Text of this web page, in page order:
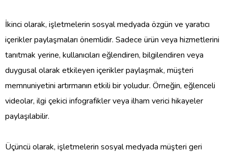
İkinci olarak, işletmelerin sosyal medyada özgün ve yaratıcı
içerikler paylaşmaları önemlidir. Sadece ürün veya hizmetlerini
tanıtmak yerine, kullanıcıları eğlendiren, bilgilendiren veya
duygusal olarak etkileyen içerikler paylaşmak, müşteri
memnuniyetini artırmanın etkili bir yoludur. Örneğin, eğlenceli
videolar, ilgi çekici infografikler veya ilham verici hikayeler
paylaşılabilir.
Üçüncü olarak, işletmelerin sosyal medyada müşteri geri